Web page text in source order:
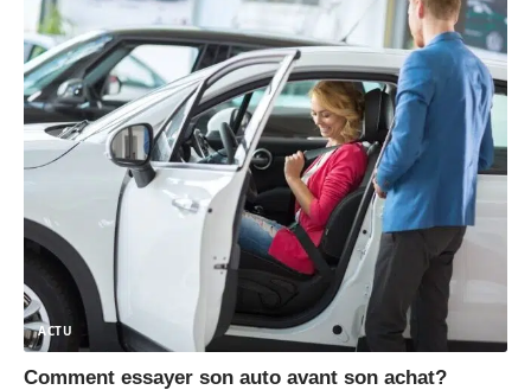
ACTU
Comment essayer son auto avant son achat?